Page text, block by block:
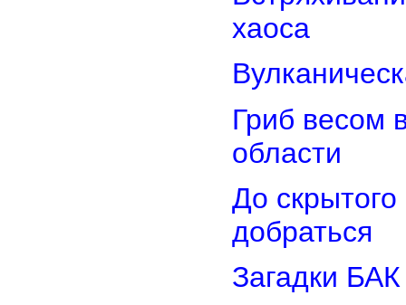
хаоса
Гриб весом
области
До
добраться
Загадки